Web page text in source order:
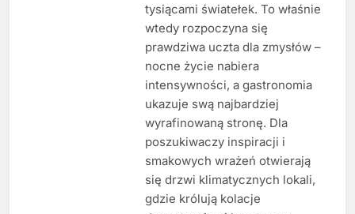
tysiącami światełek. To właśnie
wtedy rozpoczyna się
prawdziwa uczta dla zmysłów –
nocne życie nabiera
intensywności, a gastronomia
ukazuje swą najbardziej
wyrafinowaną stronę. Dla
poszukiwaczy inspiracji i
smakowych wrażeń otwierają
się drzwi klimatycznych lokali,
gdzie królują kolacje